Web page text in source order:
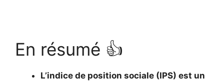
En résumé 👍
L’indice de position sociale (IPS) est un